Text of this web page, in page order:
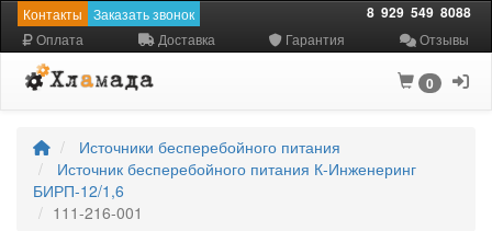
Контакты Заказать звонок 8 929 549 8088
Оплата Доставка Гарантия Отзывы
0
Источники бесперебойного питания
Источник бесперебойного питания К-Инженеринг
БИРП-12/1,6
111-216-001